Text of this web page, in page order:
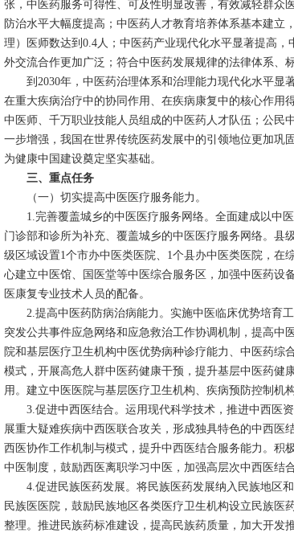
张，中医药服务可得性、可及性明显改善，有效减轻群众
防治水平大幅度提高；中医药人才教育培养体系基本建
理）医师数达到0.4人；中医药产业现代化水平显著提高
外交流合作更加广泛；符合中医药发展规律的法律体系、
到2030年，中医药治理体系和治理能力现代化水平显
在重大疾病治疗中的协同作用、在疾病康复中的核心作用
中医师、千万职业技能人员组成的中医药人才队伍；公民
一步增强，我国在世界传统医药发展中的引领地位更加巩
为健康中国建设奠定坚实基础。
三、重点任务
（一）切实提高中医医疗服务能力。
1.完善覆盖城乡的中医医疗服务网络。全面建成以中
门诊部和诊所为补充、覆盖城乡的中医医疗服务网络。
级区域设置1个市办中医类医院、 1个县办中医类医院，在
心建立中医馆、国医堂等中医综合服务区，加强中医药设
医康复专业技术人员的配备。
2.提高中医药防病治病能力。实施中医临床优势培育
突发公共事件应急网络和应急救治工作协调机制，提高中
院和基层医疗卫生机构中医优势病种诊疗能力、中医药
模式，开展高危人群中医药健康干预，提升基层中医药健
用。建立中医医院与基层医疗卫生机构、疾病预防控制机
3.促进中西医结合。运用现代科学技术，推进中西医
展重大疑难疾病中西医联合攻关，形成独具特色的中西医
西医协作工作机制与模式，提升中西医结合服务能力。积
中医制度，鼓励西医离职学习中医，加强高层次中西医结
4.促进民族医药发展。将民族医药发展纳入民族地区
民族医医院，鼓励民族地区各类医疗卫生机构设立民族
整理。推进民族药标准建设，提高民族药质量，加大开发